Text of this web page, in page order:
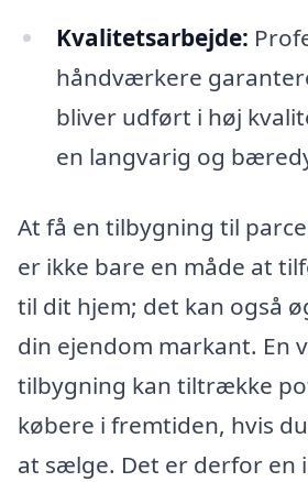
Kvalitetsarbejde:
håndværkere
bliver udført i høj
en langvarig og
At få en tilbygning til
er ikke bare en måde at
til dit hjem; det kan også
din ejendom markant. En
tilbygning kan tiltrække
købere i fremtiden, hvis
at sælge. Det er derfor en